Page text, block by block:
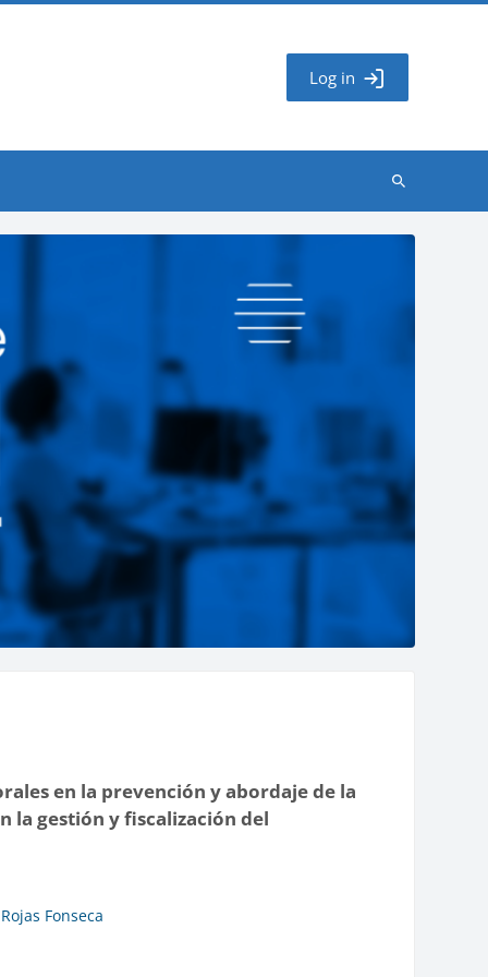
Log in
Search
en la prevención y abordaje de la
la gestión y fiscalización del
Fonseca